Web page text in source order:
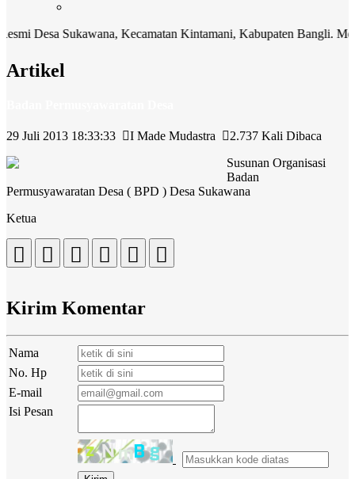
Sukawana, Kecamatan Kintamani, Kabupaten Bangli. Media
Artikel
29 Juli 2013 18:33:33 I Made Mudastra
2.737 Kali Dibaca
Susunan Organisasi
Badan
Permusyawaratan Desa ( BPD ) Desa Sukawana
Ketua
Kirim Komentar
Nama
No. Hp
E-mail
Isi Pesan